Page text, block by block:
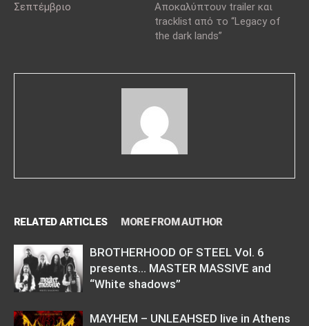
Σεπτέμβριο
Αποκαλύπτουν trailer και
tracklist από το “Legacy of
the dark lands”
RELATED ARTICLES MORE FROM AUTHOR
BROTHERHOOD OF STEEL Vol. 6
presents… MASTER MASSIVE and
“White shadows”
MAYHEM – UNLEAHSED live in Athens